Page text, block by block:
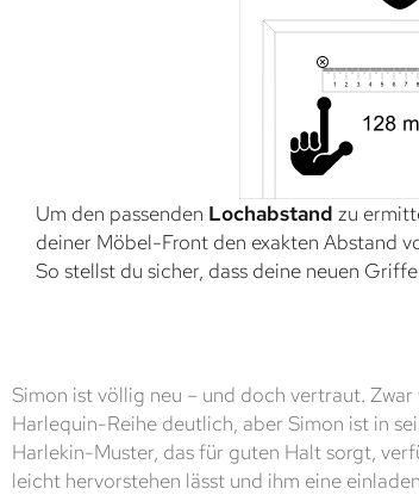
Um den passenden Lochabstand zu
deiner Möbel-Front den exakten Abstand
So stellst du sicher, dass deine neuen
Simon ist völlig neu – und doch vertraut. Zwar
Harlequin-Reihe deutlich, aber Simon ist in
Harlekin-Muster, das für guten Halt sorgt,
leicht hervorstehen lässt und ihm eine